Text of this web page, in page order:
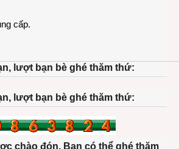
cấp.
lượt bạn bè ghé thăm thứ:
lượt bạn bè ghé thăm thứ:
chào đón. Bạn có thể ghé thăm